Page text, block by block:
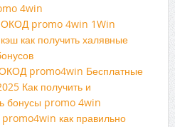
4win
promo 4win 1Win
как получить халявные
promo4win Бесплатные
Как получить и
бонусы promo 4win
как правильно